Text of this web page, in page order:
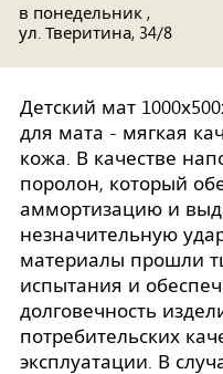
в понедельник ,
ул. Тверитина, 34/8
Детский мат
для мата - мягкая
кожа. В качестве
поролон, который
аммортизацию и
незначительную
материалы прошли
испытания и
долговечность
потребительских
эксплуатации. В